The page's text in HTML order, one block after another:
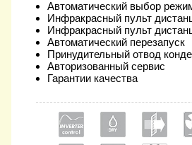
Автоматический выбор
Инфракрасный пульт
Инфракрасный пульт
Автоматический перезапуск
Принудительный отвод
Авторизованный сервис
Гарантии качества